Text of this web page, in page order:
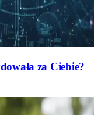
za Ciebie?